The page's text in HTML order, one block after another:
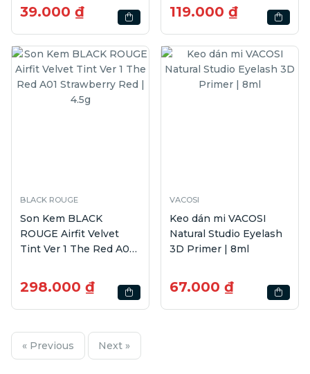
39.000 ₫ 119.000 ₫
BLACK ROUGE
Son Kem BLACK
ROUGE Airfit Velvet
Tint Ver 1 The Red A01
298.000 ₫
VACOSI
Keo dán mi VACOSI
Natural Studio Eyelash
3D Primer | 8ml
67.000 ₫
« Previous Next »